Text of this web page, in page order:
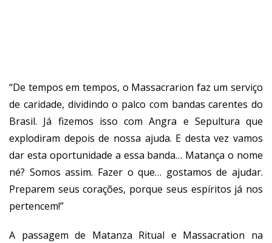
“De tempos em tempos, o Massacrarion faz um serviço
de caridade, dividindo o palco com bandas carentes do
Brasil. Já fizemos isso com Angra e Sepultura que
explodiram depois de nossa ajuda. E desta vez vamos
dar esta oportunidade a essa banda… Matança o nome
né? Somos assim. Fazer o que… gostamos de ajudar.
Preparem seus corações, porque seus espíritos já nos
pertencem!”
A passagem de Matanza Ritual e Massacration na